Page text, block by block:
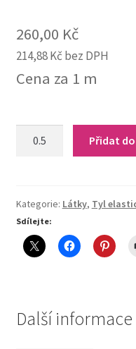
260,00 Kč
214,88Kč bez DPH
Cena za 1 m
(tmavší
šedá)
quantity
Přidat
Kategorie: Látky, Tyl
Sdílejte:
Další informace